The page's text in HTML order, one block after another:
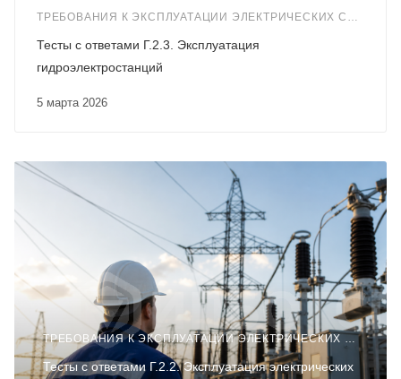
ТРЕБОВАНИЯ К ЭКСПЛУАТАЦИИ ЭЛЕКТРИЧЕСКИХ СТАНЦИЙ И СЕТЕЙ (Г.2)
5 марта 2026
Тесты с ответами Г.2.3. Эксплуатация
гидроэлектростанций
ТРЕБОВАНИЯ К ЭКСПЛУАТАЦИИ ЭЛЕКТРИЧЕСКИХ СТАНЦИЙ И СЕТЕЙ (Г.2)
Тесты с ответами Г.2.2. Эксплуатация электрических